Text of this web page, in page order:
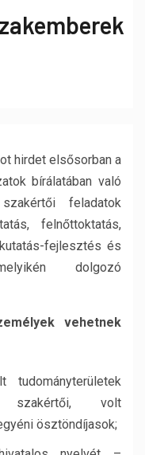
hirdet elsősorban a
bírálatában való
feladatok
felnőttoktatás,
fejlesztés és
dolgozó
vehetnek
szakértői, volt
ösztöndíjasok;